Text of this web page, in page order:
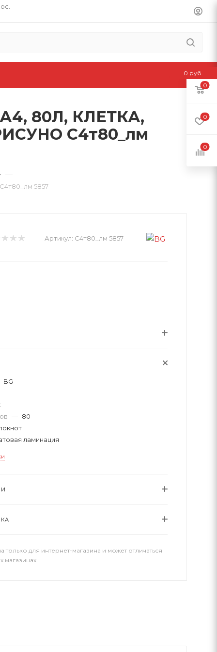
80Л, КЛЕТКА,
С4т80_лм
—
5857
Артикул: С4т80_лм 5857
BG
— 80
ламинация
только для интернет-магазина и может отличаться
магазинах
0
0
0
0 руб.